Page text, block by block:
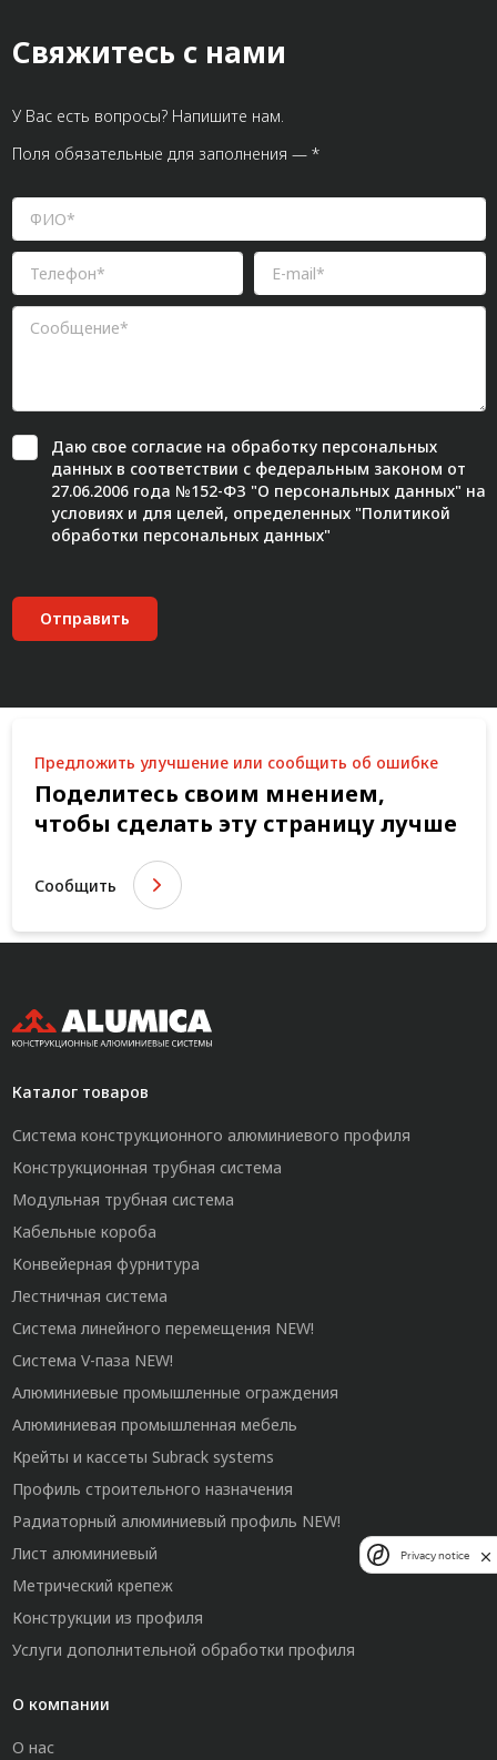
Свяжитесь с нами
У Вас есть вопросы? Напишите нам.
Поля обязательные для заполнения — *
Даю свое согласиена обработку персональных
данных в соответствии с федеральным законом от
27.06.2006 года №152-ФЗ "О персональных данных" на
условиях и для целей, определенных "Политикой
обработки персональных данных"
Отправить
Предложить улучшение или сообщить об ошибке
Поделитесь своим мнением,
чтобы сделать эту страницу лучше
Сообщить
Каталог товаров
Система конструкционного алюминиевого профиля
Конструкционная трубная система
Модульная трубная система
Кабельные короба
Конвейерная фурнитура
Лестничная система
Система линейного перемещения NEW!
Система V-паза NEW!
Алюминиевые промышленные ограждения
Алюминиевая промышленная мебель
Крейты и кассеты Subrack systems
Профиль строительного назначения
Радиаторный алюминиевый профиль NEW!
Лист алюминиевый
Метрический крепеж
Конструкции из профиля
Услуги дополнительной обработки профиля
О компании
О нас
Privacy notice